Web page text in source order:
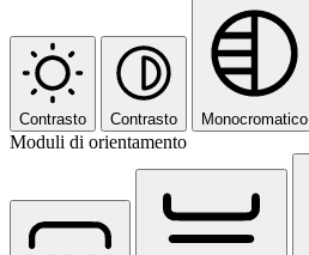
Contrasto Contrasto Monocromatico
Moduli di orientamento